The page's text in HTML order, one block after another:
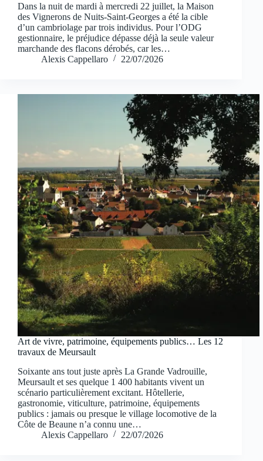
Dans la nuit de mardi à mercredi 22 juillet, la Maison
des Vignerons de Nuits-Saint-Georges a été la cible
d’un cambriolage par trois individus. Pour l’ODG
gestionnaire, le préjudice dépasse déjà la seule valeur
marchande des flacons dérobés, car les…
Alexis Cappellaro
22/07/2026
Art de vivre, patrimoine, équipements publics… Les 12
travaux de Meursault
Soixante ans tout juste après La Grande Vadrouille,
Meursault et ses quelque 1 400 habitants vivent un
scénario particulièrement excitant. Hôtellerie,
gastronomie, viticulture, patrimoine, équipements
publics : jamais ou presque le village locomotive de la
Côte de Beaune n’a connu une…
Alexis Cappellaro
22/07/2026